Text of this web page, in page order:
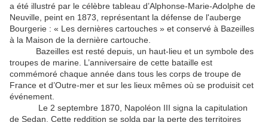
a été illustré par le célèbre tableau d’Alphonse-Marie-Adolphe de
Neuville, peint en 1873, représentant la défense de l'auberge
Bourgerie : « Les dernières cartouches » et conservé à Bazeilles
à la Maison de la dernière cartouche.
Bazeilles est resté depuis, un haut-lieu et un symbole des
troupes de marine. L’anniversaire de cette bataille est
commémoré chaque année dans tous les corps de troupe de
France et d’Outre-mer et sur les lieux mêmes où se produisit cet
événement.
Le 2 septembre 1870, Napoléon III signa la capitulation
de Sedan. Cette reddition se solda par la perte des territoires